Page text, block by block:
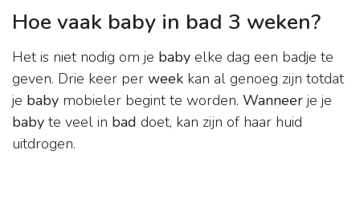
Hoe vaak baby in bad 3 weken?
Het is niet nodig om je baby elke dag een badje te
geven. Drie keer per week kan al genoeg zijn totdat
je baby mobieler begint te worden. Wanneer je je
baby te veel in bad doet, kan zijn of haar huid
uitdrogen.